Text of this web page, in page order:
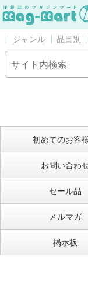
ジャンル 品目別
初めてのお客
お問い合わ
セール品
メルマガ
掲示板